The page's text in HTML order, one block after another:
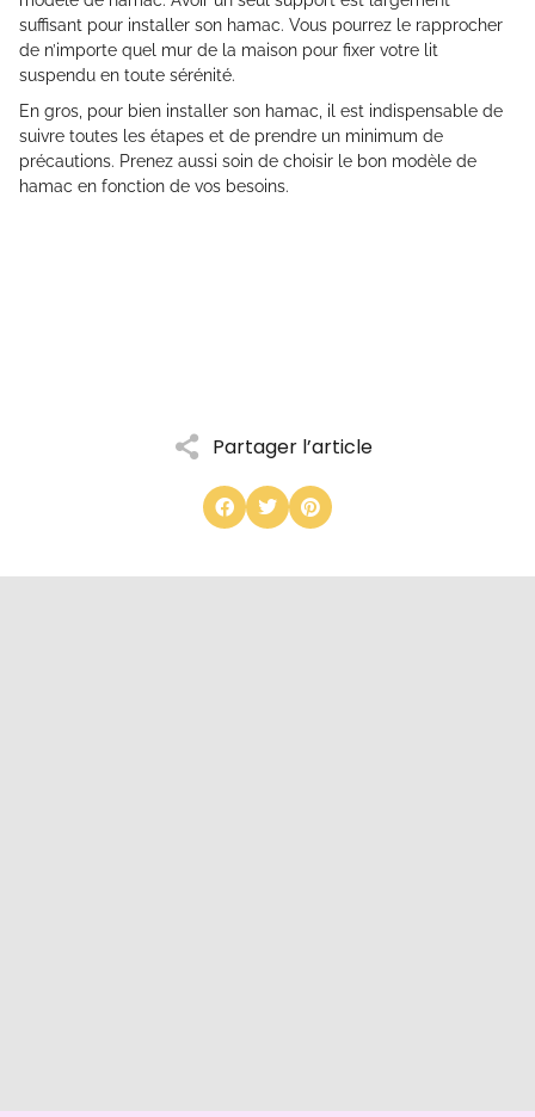
Partager l’article
suffisant pour installer son hamac. Vous pourrez le rapprocher
de n’importe quel mur de la maison pour fixer votre lit
suspendu en toute sérénité.
En gros, pour bien installer son hamac, il est indispensable de
suivre toutes les étapes et de prendre un minimum de
précautions. Prenez aussi soin de choisir le bon modèle de
hamac en fonction de vos besoins.